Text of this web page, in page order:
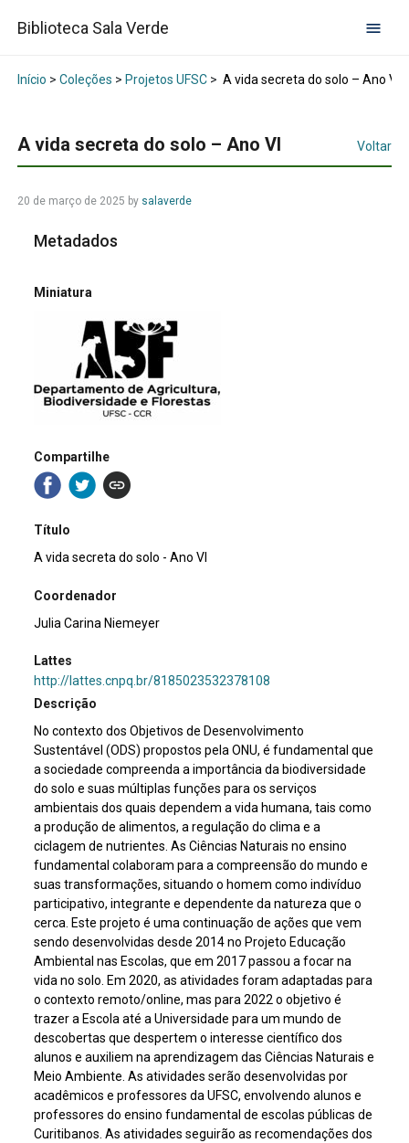
Biblioteca Sala Verde
Início > Coleções > Projetos UFSC> A vida secreta do solo – Ano VI
A vida secreta do solo – Ano VI Voltar
20 de março de 2025 by salaverde
Metadados
Miniatura
Compartilhe
Título
A vida secreta do solo - Ano VI
Coordenador
Julia Carina Niemeyer
Lattes
http://lattes.cnpq.br/8185023532378108
Descrição
No contexto dos Objetivos de Desenvolvimento
Sustentável (ODS) propostos pela ONU, é fundamental que
a sociedade compreenda a importância da biodiversidade
do solo e suas múltiplas funções para os serviços
ambientais dos quais dependem a vida humana, tais como
a produção de alimentos, a regulação do clima e a
ciclagem de nutrientes. As Ciências Naturais no ensino
fundamental colaboram para a compreensão do mundo e
suas transformações, situando o homem como indivíduo
participativo, integrante e dependente da natureza que o
cerca. Este projeto é uma continuação de ações que vem
sendo desenvolvidas desde 2014 no Projeto Educação
Ambiental nas Escolas, que em 2017 passou a focar na
vida no solo. Em 2020, as atividades foram adaptadas para
o contexto remoto/online, mas para 2022 o objetivo é
trazer a Escola até a Universidade para um mundo de
descobertas que despertem o interesse científico dos
alunos e auxiliem na aprendizagem das Ciências Naturais e
Meio Ambiente. As atividades serão desenvolvidas por
acadêmicos e professores da UFSC, envolvendo alunos e
professores do ensino fundamental de escolas públicas de
Curitibanos. As atividades seguirão as recomendações dos